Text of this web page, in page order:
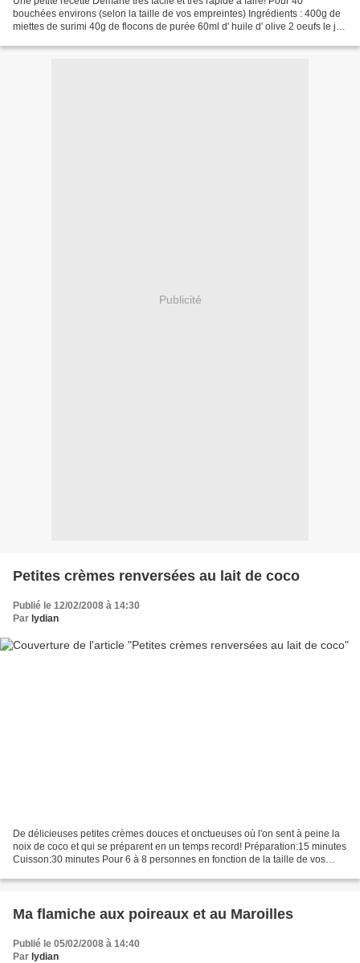
bouchées environs (selon la taille de vos empreintes) Ingrédients : 400g de
miettes de surimi 40g de flocons de purée 60ml d' huile d' olive 2 oeufs le jus
Publicité
Petites crèmes renversées au lait de coco
Publié le 12/02/2008 à 14:30
Par lydian
De délicieuses petites crèmes douces et onctueuses où l'on sent à peine la
noix de coco et qui se préparent en un temps record! Préparation:15 minutes
Cuisson:30 minutes Pour 6 à 8 personnes en fonction de la taille de vos
Ma flamiche aux poireaux et au Maroilles
Publié le 05/02/2008 à 14:40
Par lydian